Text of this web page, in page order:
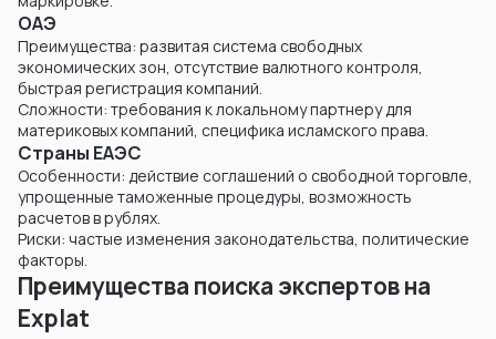
ОАЭ
Преимущества: развитая система свободных
экономических зон, отсутствие валютного контроля,
быстрая регистрация компаний.
Сложности: требования к локальному партнеру для
материковых компаний, специфика исламского права.
Страны ЕАЭС
Особенности: действие соглашений о свободной торговле,
упрощенные таможенные процедуры, возможность
расчетов в рублях.
Риски: частые изменения законодательства, политические
факторы.
Преимущества поиска экспертов на
Explat